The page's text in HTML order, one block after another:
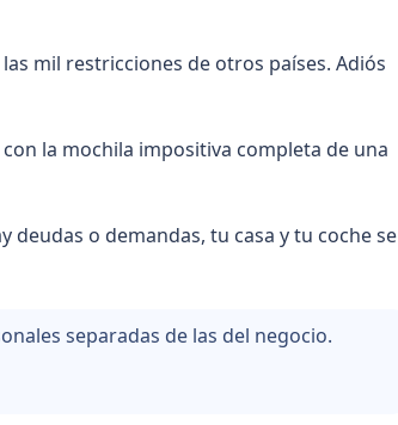
mil restricciones de otros países. Adiós
la mochila impositiva completa de una
deudas o demandas, tu casa y tu coche se
separadas de las del negocio.